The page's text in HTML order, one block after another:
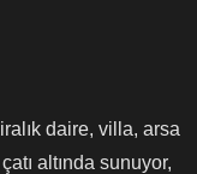
daire, villa, arsa
altında sunuyor,